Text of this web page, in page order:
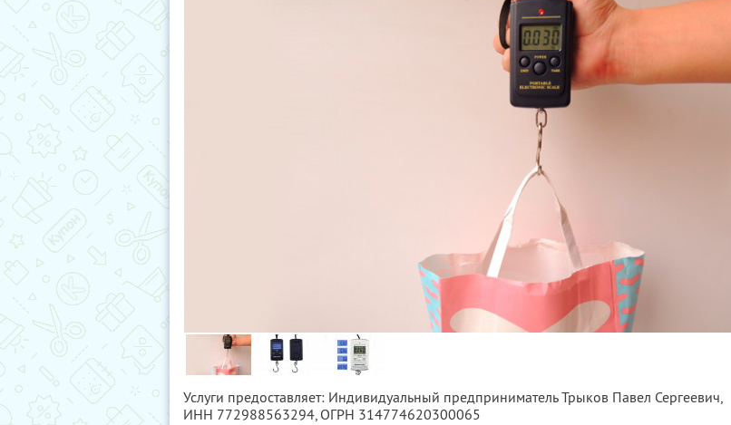
Услуги предоставляет: Индивидуальный предприниматель Трыков Павел Сергеевич,
ИНН 772988563294, ОГРН 314774620300065